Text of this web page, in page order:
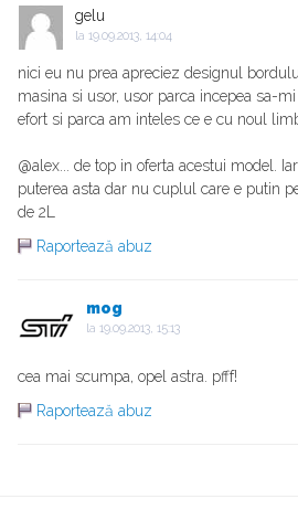
gelu
la 19.09.2013, 14:04
nici eu nu prea apreciez designul
masina si usor, usor parca incepea sa-
efort si parca am inteles ce e cu noul
@alex... de top in oferta acestui model.
puterea asta dar nu cuplul care e putin
de 2L
Raportează abuz
mog
la 19.09.2013, 15:13
cea mai scumpa, opel astra. pfff!
Raportează abuz